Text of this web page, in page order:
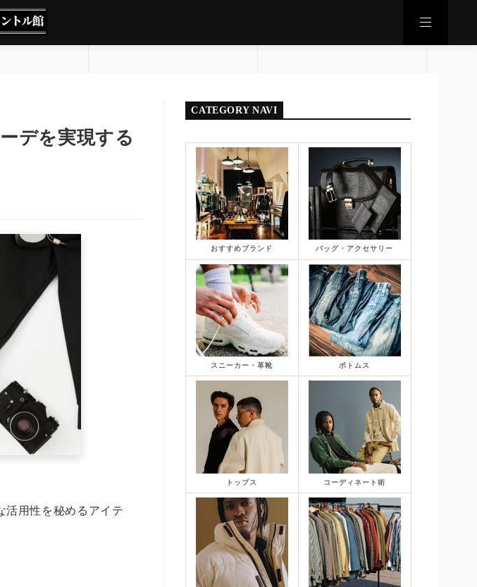
デを実現する
活用性を秘めるアイテ
CATEGORY NAVI
おすすめブランド バッグ・アクセサリー
スニーカー・革靴 ボトムス
トップス コーディネート術